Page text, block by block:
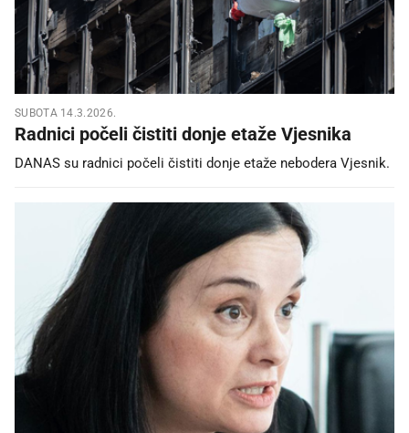
SUBOTA 14.3.2026.
Radnici počeli čistiti donje etaže Vjesnika
DANAS su radnici počeli čistiti donje etaže nebodera Vjesnik.